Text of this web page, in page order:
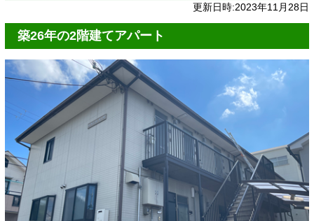
更新日時:2023年11月28日
築26年の2階建てアパート